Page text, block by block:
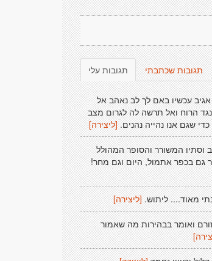
תגובות עלי תגובות שכתבתי
עכשיו באם לך לב נאהב אל
הרוח ואל תרשה לה לגרום מצב
שגם אנו נהייה נהנים. [ליצירה]
וסתיו המשורר והסופר המהולל
גם בכפר אתמול, היום וגם מחר!
מאוד.... ליתוש. [ליצירה]
ואומר בבהירות מה שאמור